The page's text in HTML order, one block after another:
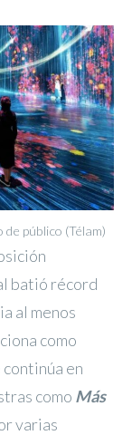
público (Télam)
batió récord
al menos
como
en
como Más
varias